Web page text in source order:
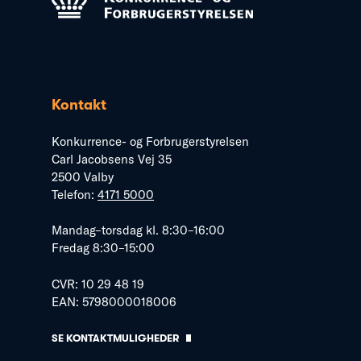
Kontakt
Konkurrence- og Forbrugerstyrelsen
Carl Jacobsens Vej 35
2500 Valby
Telefon: 4171 5000
Mandag–torsdag kl. 8:30–16:00
Fredag 8:30–15:00
CVR: 10 29 48 19
EAN: 5798000018006
SE KONTAKTMULIGHEDER